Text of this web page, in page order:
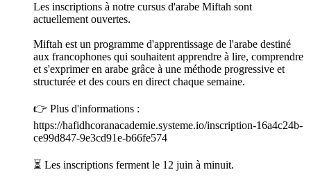
Les inscriptions à notre cursus d'arabe Miftah sont
actuellement ouvertes.
Miftah est un programme d'apprentissage de l'arabe destiné
aux francophones qui souhaitent apprendre à lire, comprendre
et s'exprimer en arabe grâce à une méthode progressive et
structurée et des cours en direct chaque semaine.
👉 Plus d'informations :
https://hafidhcoranacademie.systeme.io/inscription-16a4c24b-
ce99d847-9e3cd91e-b66fe574
⏳ Les inscriptions ferment le 12 juin à minuit.